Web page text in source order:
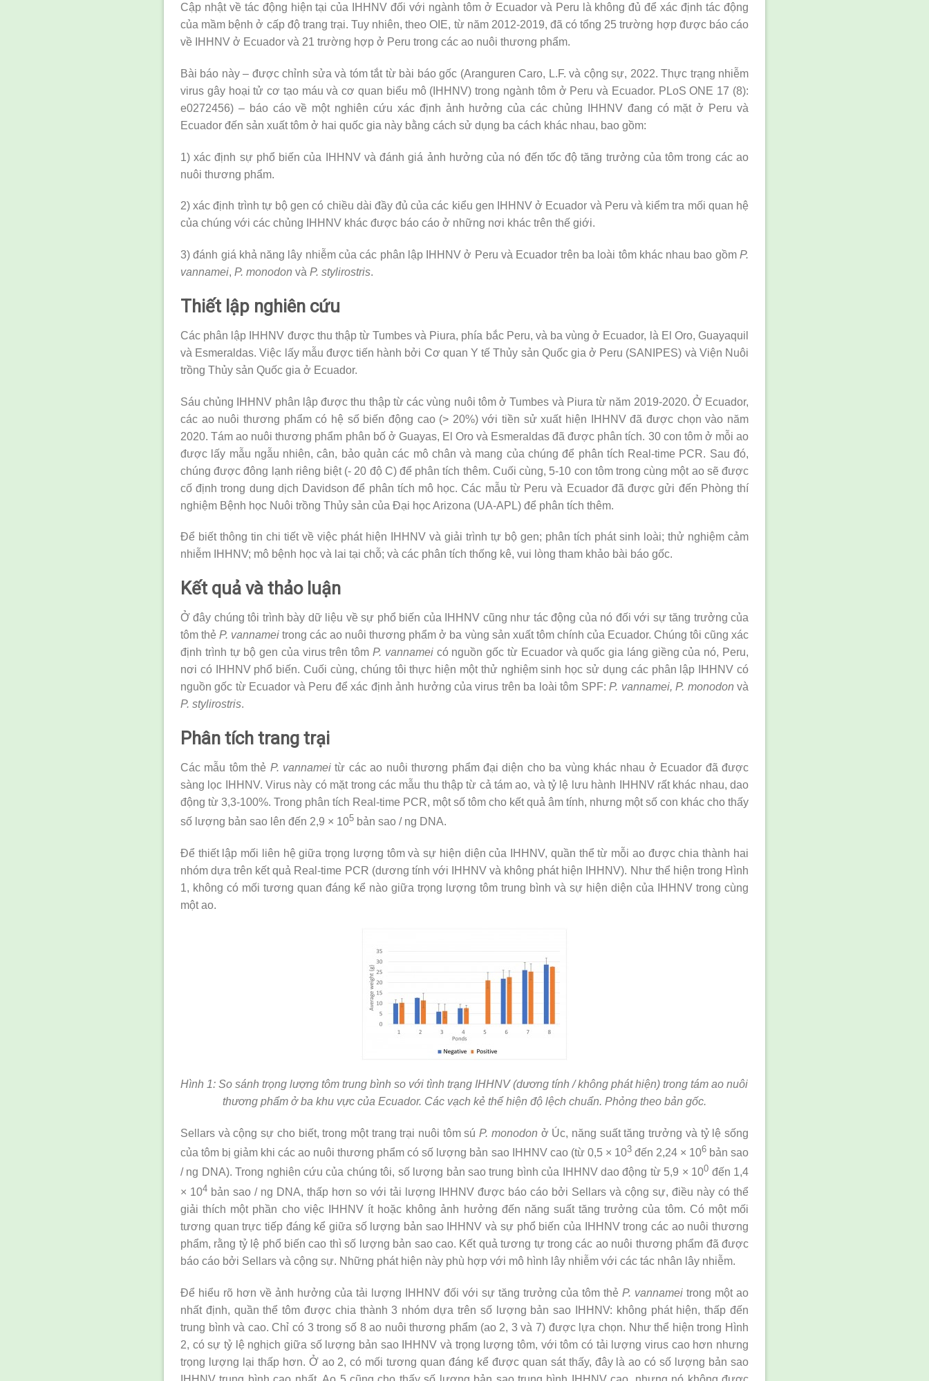
Cập nhật về tác động hiện tại của IHHNV đối với ngành tôm ở Ecuador và Peru là không đủ để xác định tác động
của mầm bệnh ở cấp độ trang trại. Tuy nhiên, theo OIE, từ năm 2012-2019, đã có tổng 25 trường hợp được báo cáo
về IHHNV ở Ecuador và 21 trường hợp ở Peru trong các ao nuôi thương phẩm.
Bài báo này – được chỉnh sửa và tóm tắt từ bài báo gốc (Aranguren Caro, L.F. và cộng sự, 2022. Thực trạng nhiễm
virus gây hoại tử cơ tạo máu và cơ quan biểu mô (IHHNV) trong ngành tôm ở Peru và Ecuador. PLoS ONE 17 (8):
e0272456) – báo cáo về một nghiên cứu xác định ảnh hưởng của các chủng IHHNV đang có mặt ở Peru và
Ecuador đến sản xuất tôm ở hai quốc gia này bằng cách sử dụng ba cách khác nhau, bao gồm:
1) xác định sự phổ biến của IHHNV và đánh giá ảnh hưởng của nó đến tốc độ tăng trưởng của tôm trong các ao
nuôi thương phẩm.
2) xác định trình tự bộ gen có chiều dài đầy đủ của các kiểu gen IHHNV ở Ecuador và Peru và kiểm tra mối quan hệ
của chúng với các chủng IHHNV khác được báo cáo ở những nơi khác trên thế giới.
3) đánh giá khả năng lây nhiễm của các phân lập IHHNV ở Peru và Ecuador trên ba loài tôm khác nhau bao gồm P.
vannamei, P. monodon và P. stylirostris.
Thiết lập nghiên cứu
Các phân lập IHHNV được thu thập từ Tumbes và Piura, phía bắc Peru, và ba vùng ở Ecuador, là El Oro, Guayaquil
và Esmeraldas. Việc lấy mẫu được tiến hành bởi Cơ quan Y tế Thủy sản Quốc gia ở Peru (SANIPES) và Viện Nuôi
trồng Thủy sản Quốc gia ở Ecuador.
Sáu chủng IHHNV phân lập được thu thập từ các vùng nuôi tôm ở Tumbes và Piura từ năm 2019-2020. Ở Ecuador,
các ao nuôi thương phẩm có hệ số biến động cao (> 20%) với tiền sử xuất hiện IHHNV đã được chọn vào năm
2020. Tám ao nuôi thương phẩm phân bố ở Guayas, El Oro và Esmeraldas đã được phân tích. 30 con tôm ở mỗi ao
được lấy mẫu ngẫu nhiên, cân, bảo quản các mô chân và mang của chúng để phân tích Real-time PCR. Sau đó,
chúng được đông lạnh riêng biệt (- 20 độ C) để phân tích thêm. Cuối cùng, 5-10 con tôm trong cùng một ao sẽ được
cố định trong dung dịch Davidson để phân tích mô học. Các mẫu từ Peru và Ecuador đã được gửi đến Phòng thí
nghiệm Bệnh học Nuôi trồng Thủy sản của Đại học Arizona (UA-APL) để phân tích thêm.
Để biết thông tin chi tiết về việc phát hiện IHHNV và giải trình tự bộ gen; phân tích phát sinh loài; thử nghiệm cảm
nhiễm IHHNV; mô bệnh học và lai tại chỗ; và các phân tích thống kê, vui lòng tham khảo bài báo gốc.
Kết quả và thảo luận
Ở đây chúng tôi trình bày dữ liệu về sự phổ biến của IHHNV cũng như tác động của nó đối với sự tăng trưởng của
tôm thẻP. vannamei trong các ao nuôi thương phẩm ở ba vùng sản xuất tôm chính của Ecuador. Chúng tôi cũng xác
định trình tự bộ gen của virus trên tômP. vannameicó nguồn gốc từ Ecuador và quốc gia láng giềng của nó, Peru,
nơi có IHHNV phổ biến. Cuối cùng, chúng tôi thực hiện một thử nghiệm sinh học sử dụng các phân lập IHHNV có
nguồn gốc từ Ecuador và Peru để xác định ảnh hưởng của virus trên ba loài tôm SPF:P. vannamei, P. monodon và
P. stylirostris.
Phân tích trang trại
Các mẫu tôm thẻ P. vannamei từ các ao nuôi thương phẩm đại diện cho ba vùng khác nhau ở Ecuador đã được
sàng lọc IHHNV. Virus này có mặt trong các mẫu thu thập từ cả tám ao, và tỷ lệ lưu hành IHHNV rất khác nhau, dao
động từ 3,3-100%. Trong phân tích Real-time PCR, một số tôm cho kết quả âm tính, nhưng một số con khác cho thấy
số lượng bản sao lên đến 2,9 × 105 bản sao / ng DNA.
Để thiết lập mối liên hệ giữa trọng lượng tôm và sự hiện diện của IHHNV, quần thể từ mỗi ao được chia thành hai
nhóm dựa trên kết quả Real-time PCR (dương tính với IHHNV và không phát hiện IHHNV). Như thể hiện trong Hình
1, không có mối tương quan đáng kể nào giữa trọng lượng tôm trung bình và sự hiện diện của IHHNV trong cùng
một ao.
Hình 1: So sánh trọng lượng tôm trung bình so với tình trạng IHHNV (dương tính / không phát hiện) trong tám ao nuôi
thương phẩm ở ba khu vực của Ecuador. Các vạch kẻ thể hiện độ lệch chuẩn. Phỏng theo bản gốc.
Sellars và cộng sự cho biết, trong một trang trại nuôi tôm súP. monodon ở Úc, năng suất tăng trưởng và tỷ lệ sống
của tôm bị giảm khi các ao nuôi thương phẩm có số lượng bản sao IHHNV cao (từ 0,5 × 103đến 2,24 × 106bản sao
/ ng DNA). Trong nghiên cứu của chúng tôi, số lượng bản sao trung bình của IHHNV dao động từ 5,9 × 100 đến 1,4
× 104 bản sao / ng DNA, thấp hơn so với tải lượng IHHNV được báo cáo bởi Sellars và cộng sự, điều này có thể
giải thích một phần cho việc IHHNV ít hoặc không ảnh hưởng đến năng suất tăng trưởng của tôm. Có một mối
tương quan trực tiếp đáng kể giữa số lượng bản sao IHHNV và sự phổ biến của IHHNV trong các ao nuôi thương
phẩm, rằng tỷ lệ phổ biến cao thì số lượng bản sao cao. Kết quả tương tự trong các ao nuôi thương phẩm đã được
báo cáo bởi Sellars và cộng sự. Những phát hiện này phù hợp với mô hình lây nhiễm với các tác nhân lây nhiễm.
Để hiểu rõ hơn về ảnh hưởng của tải lượng IHHNV đối với sự tăng trưởng của tôm thẻ P. vannamei trong một ao
nhất định, quần thể tôm được chia thành 3 nhóm dựa trên số lượng bản sao IHHNV: không phát hiện, thấp đến
trung bình và cao. Chỉ có 3 trong số 8 ao nuôi thương phẩm (ao 2, 3 và 7) được lựa chọn. Như thể hiện trong Hình
2, có sự tỷ lệ nghịch giữa số lượng bản sao IHHNV và trọng lượng tôm, với tôm có tải lượng virus cao hơn nhưng
trọng lượng lại thấp hơn. Ở ao 2, có mối tương quan đáng kể được quan sát thấy, đây là ao có số lượng bản sao